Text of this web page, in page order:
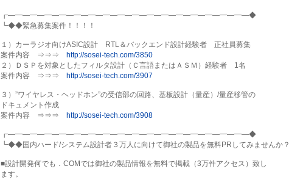
┏―━―━―━―━―━―━―━―━―━―━―━―━―━―━―━―━―◆
┗◆◆緊急募集案件！！！！
１）カーラジオ向けASIC設計　RTL＆バックエンド設計経験者　正社員募集
案件内容　⇒⇒⇒ http://sosei-tech.com/3850
２）ＤＳＰを対象としたフィルタ設計（Ｃ言語またはＡＳＭ）経験者　1名
案件内容　⇒⇒⇒ http://sosei-tech.com/3907
３）”ワイヤレス・ヘッドホン”の受信部の回路、基板設計（量産）/量産移管の
ドキュメント作成
案件内容　⇒⇒⇒ http://sosei-tech.com/3908
┏―━―━―━―━―━―━―━―━―━―━―━―━―━―━―━―━―◆
┗◆◆国内ハード/システム設計者３万人に向けて御社の製品を無料PRしてみませんか？
■設計開発何でも．COMでは御社の製品情報を無料で掲載（3万件アクセス）致し
ます。